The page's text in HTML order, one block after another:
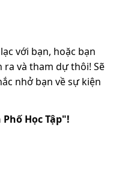
với bạn, hoặc bạn
ra và tham dự thôi! Sẽ
nhở bạn về sự kiện
Học Tập"!